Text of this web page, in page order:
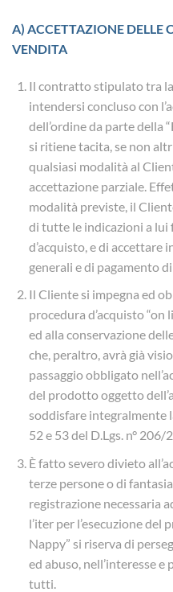
A) ACCETTAZIONE DELLE
VENDITA
Il contratto stipulato tra la
intendersi concluso con
dell’ordine da parte della
si ritiene tacita, se non
qualsiasi modalità al
accettazione parziale.
modalità previste, il
di tutte le indicazioni a
d’acquisto, e di accettare
generali e di pagamento
Il Cliente si impegna ed
procedura d’acquisto “on
ed alla conservazione
che, peraltro, avrà già
passaggio obbligato
del prodotto oggetto
soddisfare integralmente
52 e 53 del D.Lgs. n° 206/
È fatto severo divieto
terze persone o di
registrazione necessaria
l’iter per l’esecuzione del
Nappy” si riserva di
ed abuso, nell’interesse
tutti.